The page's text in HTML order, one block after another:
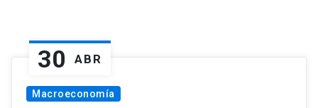
30 ABR
Macroeconomía